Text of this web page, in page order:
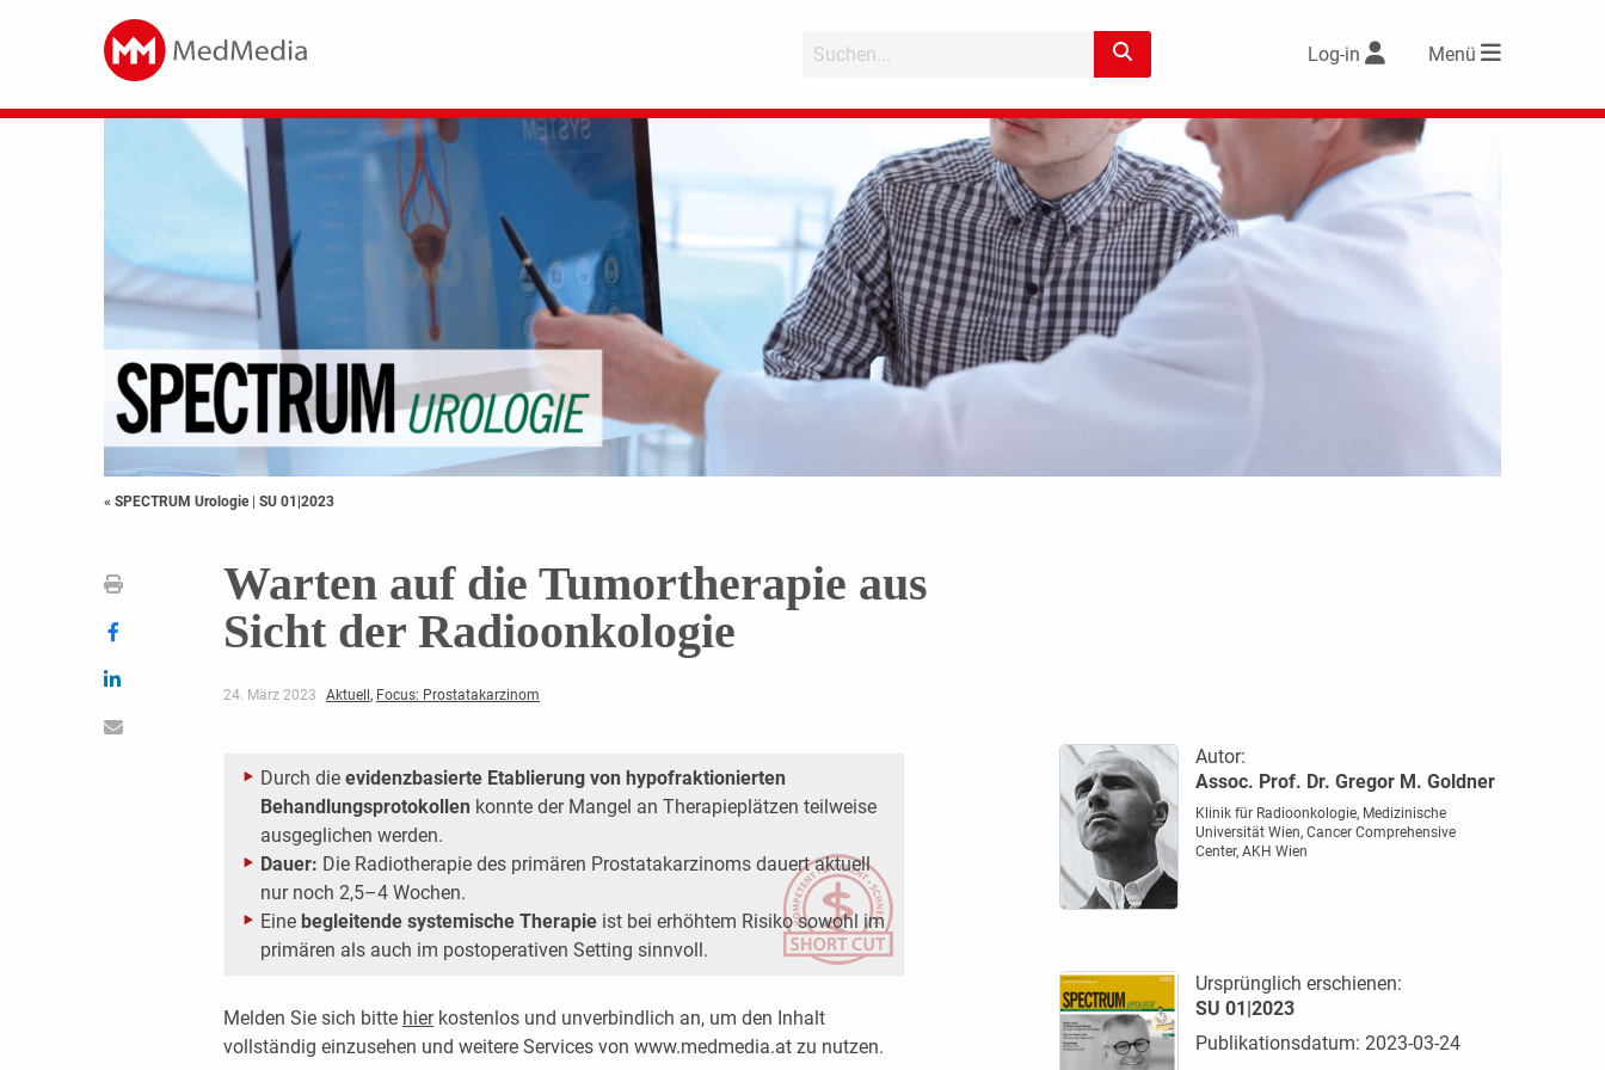
Log-in Menü
« SPECTRUM Urologie | SU 01|2023
Warten auf die Tumortherapie aus
Sicht der Radioonkologie
24. März 2023 Aktuell, Focus: Prostatakarzinom
Durch die evidenzbasierte Etablierung von hypofraktionierten
Behandlungsprotokollen konnte der Mangel an Therapieplätzen teilweise
ausgeglichen werden.
Dauer: Die Radiotherapie des primären Prostatakarzinoms dauert aktuell
nur noch 2,5–4 Wochen.
Eine begleitende systemische Therapie ist bei erhöhtem Risiko sowohl im
primären als auch im postoperativen Setting sinnvoll.
Melden Sie sich bitte hierkostenlos und unverbindlich an, um den Inhalt
vollständig einzusehen und weitere Services von www.medmedia.at zu nutzen.
Autor:
Assoc. Prof. Dr. Gregor M. Goldner
Klinik für Radioonkologie, Medizinische
Universität Wien, Cancer Comprehensive
Center, AKH Wien
Ursprünglich erschienen:
SU 01|2023
Publikationsdatum: 2023-03-24